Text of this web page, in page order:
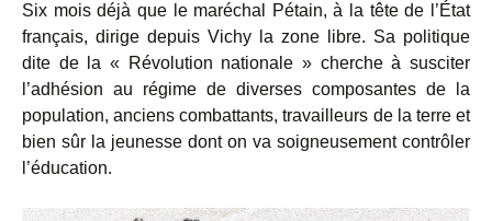
Six mois déjà que le maréchal Pétain, à la tête de l’État
français, dirige depuis Vichy la zone libre. Sa politique
dite de la « Révolution nationale » cherche à susciter
l’adhésion au régime de diverses composantes de la
population, anciens combattants, travailleurs de la terre et
bien sûr la jeunesse dont on va soigneusement contrôler
l’éducation.